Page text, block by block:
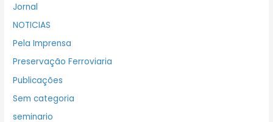
Jornal
NOTICIAS
Pela Imprensa
Preservação Ferroviaria
Publicações
Sem categoria
seminario